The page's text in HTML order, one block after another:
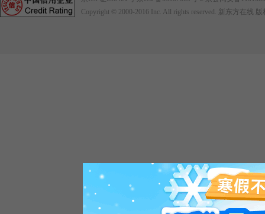
Copyright © 2000-2016
Inc. All rights reserved. 新东方在线